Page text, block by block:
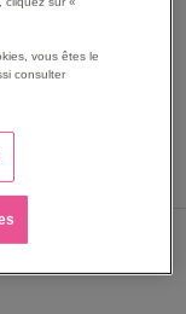
amplifiés
ECG via
vous êtes le
consulter